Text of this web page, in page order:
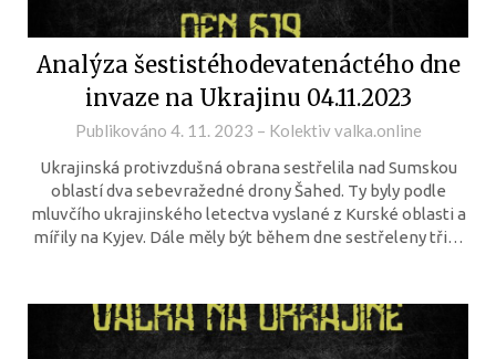
Analýza šestistéhodevatenáctého dne
invaze na Ukrajinu 04.11.2023
Publikováno 4. 11. 2023 – Kolektiv valka.online
Ukrajinská protivzdušná obrana sestřelila nad Sumskou
oblastí dva sebevražedné drony Šahed. Ty byly podle
mluvčího ukrajinského letectva vyslané z Kurské oblasti a
mířily na Kyjev. Dále měly být během dne sestřeleny tři…